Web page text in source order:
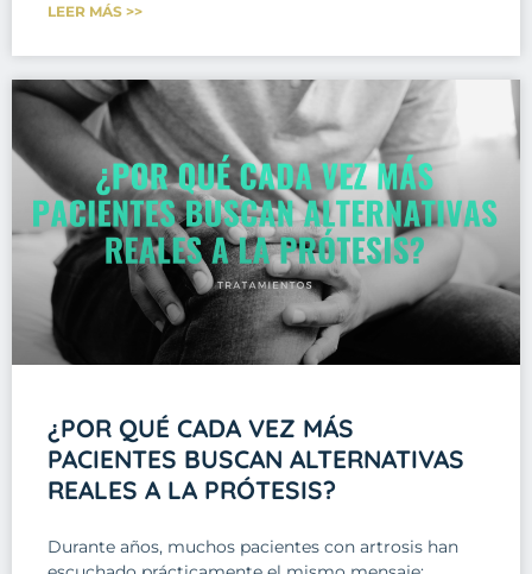
LEER MÁS >>
¿POR QUÉ CADA VEZ MÁS
PACIENTES BUSCAN ALTERNATIVAS
REALES A LA PRÓTESIS?
Durante años, muchos pacientes con artrosis han